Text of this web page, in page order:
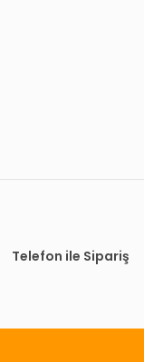
Telefon ile Sipariş